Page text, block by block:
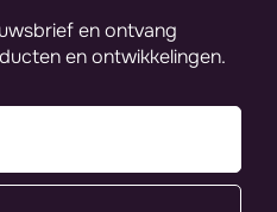
en ontvang
en ontwikkelingen.